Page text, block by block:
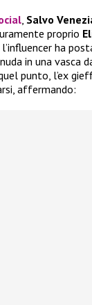
, Salvo
proprio
ha
in una vasca
punto, l’ex
affermando: